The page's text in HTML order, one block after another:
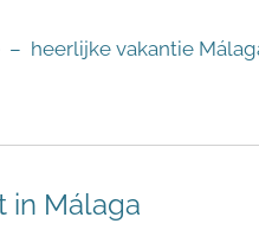
– heerlijke vakantie
in Málaga